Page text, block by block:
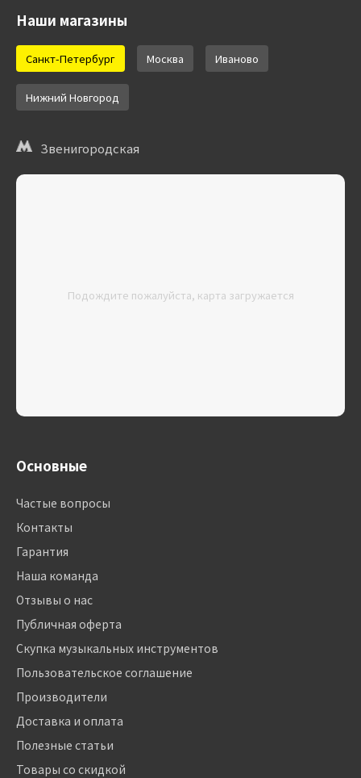
Наши магазины
Санкт-Петербург Москва Иваново
Нижний Новгород
Звенигородская
Подождите пожалуйста, карта загружается
Основные
Частые вопросы
Контакты
Гарантия
Наша команда
Отзывы о нас
Публичная оферта
Скупка музыкальных инструментов
Пользовательское соглашение
Производители
Доставка и оплата
Полезные статьи
Товары со скидкой